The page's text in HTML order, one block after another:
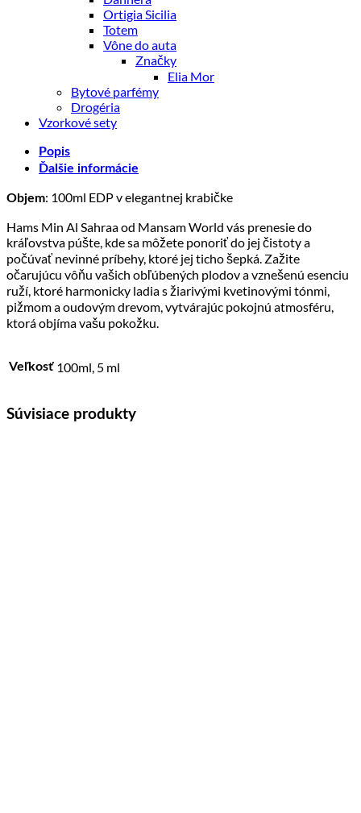
Ortigia Sicilia
Totem
Vône do auta
Značky
Elia Mor
Bytové parfémy
Drogéria
Vzorkové sety
Popis
Ďalšie informácie
Objem: 100ml EDP v elegantnej krabičke
Hams Min Al Sahraa od Mansam World vás prenesie do
kráľovstva púšte, kde sa môžete ponoriť do jej čistoty a
počúvať nevinné príbehy, ktoré jej ticho šepká. Zažite
očarujúcu vôňu vašich obľúbených plodov a vznešenú esenciu
ruží, ktoré harmonicky ladia s žiarivými kvetinovými tónmi,
pižmom a oudovým drevom, vytvárajúc pokojnú atmosféru,
ktorá objíma vašu pokožku.
Veľkosť 100ml, 5 ml
Súvisiace produkty